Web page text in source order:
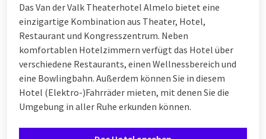
Das Van der Valk Theaterhotel Almelo bietet eine
einzigartige Kombination aus Theater, Hotel,
Restaurant und Kongresszentrum. Neben
komfortablen Hotelzimmern verfügt das Hotel über
verschiedene Restaurants, einen Wellnessbereich und
eine Bowlingbahn. Außerdem können Sie in diesem
Hotel (Elektro-)Fahrräder mieten, mit denen Sie die
Umgebung in aller Ruhe erkunden können.